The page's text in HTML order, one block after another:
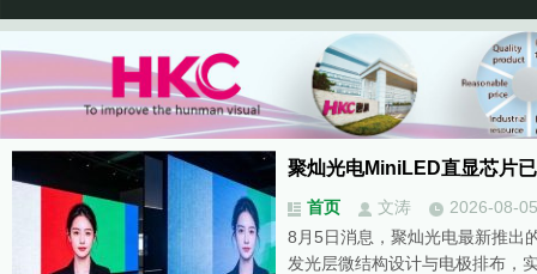
聚灿光电MiniLED直显芯片
首页 文涛
2026-08-05
8月5日消息，聚灿光电最新推出
发光层微结构设计与电极排布，